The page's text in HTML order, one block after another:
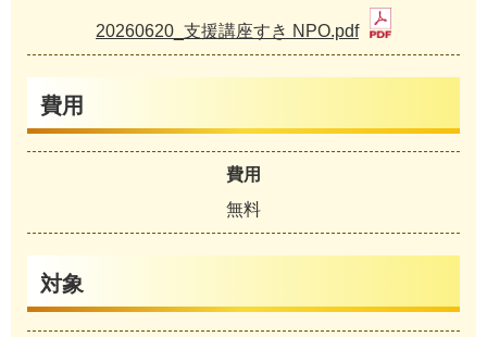
20260620_支援講座すき NPO.pdf
費用
費用
無料
対象